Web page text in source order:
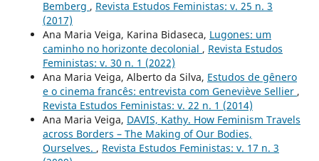
Bemberg , Revista Estudos Feministas: v. 25 n. 3
(2017)
Ana Maria Veiga, Karina Bidaseca, Lugones: um
caminho no horizonte decolonial , Revista Estudos
Feministas: v. 30 n. 1 (2022)
Ana Maria Veiga, Alberto da Silva, Estudos de gênero
e o cinema francês: entrevista com Geneviève Sellier ,
Revista Estudos Feministas: v. 22 n. 1 (2014)
Ana Maria Veiga, DAVIS, Kathy. How Feminism Travels
across Borders – The Making of Our Bodies,
Ourselves. , Revista Estudos Feministas: v. 17 n. 3